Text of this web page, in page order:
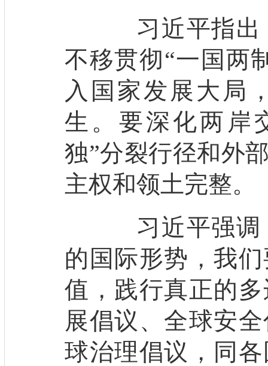
习近平指出
不移贯彻“一国两
入国家发展大局
生。要深化两岸
独”分裂行径和外
主权和领土完整。
习近平强调
的国际形势，我
值，践行真正的
展倡议、全球安
球治理倡议，同